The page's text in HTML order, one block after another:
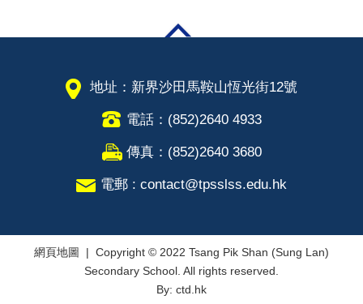
地址：新界沙田馬鞍山恆光街12號
電話：(852)2640 4933
傳真：(852)2640 3680
電郵 : contact@tpsslss.edu.hk
網頁地圖
| Copyright © 2022 Tsang Pik Shan (Sung Lan)
Secondary School. All rights reserved.
By: ctd.hk